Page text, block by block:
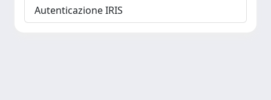
Autenticazione IRIS